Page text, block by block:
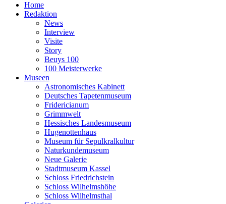
Home
Redaktion
News
Interview
Visite
Story
Beuys 100
100 Meisterwerke
Museen
Astronomisches Kabinett
Deutsches Tapetenmuseum
Fridericianum
Grimmwelt
Hessisches Landesmuseum
Hugenottenhaus
Museum für Sepulkralkultur
Naturkundemuseum
Neue Galerie
Stadtmuseum Kassel
Schloss Friedrichstein
Schloss Wilhelmshöhe
Schloss Wilhelmsthal